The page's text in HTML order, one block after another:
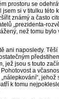
prostoru se
si v titulku této
známý a často
„prezidenta-
než tomu
ani naposledy.
jež jsou s touto
a
k tomu